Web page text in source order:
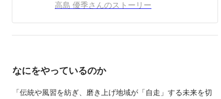
高島 優季さんのストーリー
なにをやっているのか
「伝統や風習を紡ぎ、磨き上げ地域が「自走」する未来を切